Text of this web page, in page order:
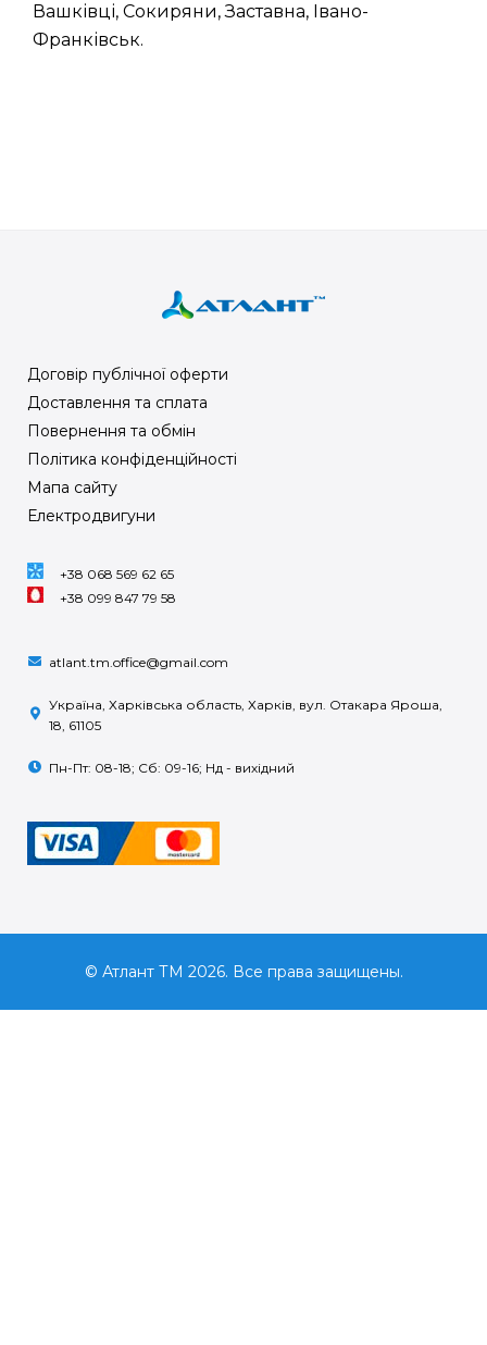
Вашківці, Сокиряни, Заставна, Івано-
Франківськ.
Договір публічної оферти
Доставлення та сплата
Повернення та обмін
Політика конфіденційності
Мапа сайту
Електродвигуни
+38 068 569 62 65
+38 099 847 79 58
atlant.tm.office@gmail.com
Україна, Харківська область, Харків, вул. Отакара Яроша,
18, 61105
Пн-Пт: 08-18; Сб: 09-16; Нд - вихідний
© Атлант ТМ 2026. Все права защищены.